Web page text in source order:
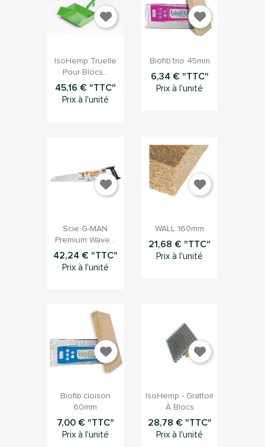
Aperçu rapide
IsoHemp Truelle
Pour Blocs...
45,16 € "TTC"
Prix à l'unité
Aperçu rapide
Biofib’trio 45mm
6,34 € "TTC"
Prix à l'unité
Aperçu rapide
Scie G-MAN
Premium Wave...
42,24 € "TTC"
Prix à l'unité
Aperçu rapide
WALL 160mm
21,68 € "TTC"
Prix à l'unité
Aperçu rapide
Biofib’cloison
60mm
7,00 € "TTC"
Prix à l'unité
Aperçu rapide
IsoHemp - Grattoir
À Blocs
28,78 € "TTC"
Prix à l'unité